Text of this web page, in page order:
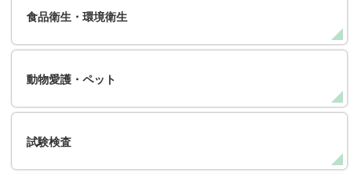
食品衛生・環境衛生
動物愛護・ペット
試験検査